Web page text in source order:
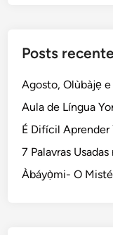
Posts
Agosto, Olùbàjẹ
Aula de Língua
É Difícil Aprender
7 Palavras
Àbáyọ̀mi- O